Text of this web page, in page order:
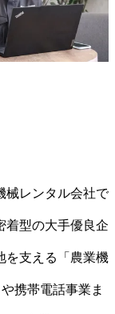
械レンタル会社で
着型の大手優良企
を支える「農業機
携帯電話事業ま